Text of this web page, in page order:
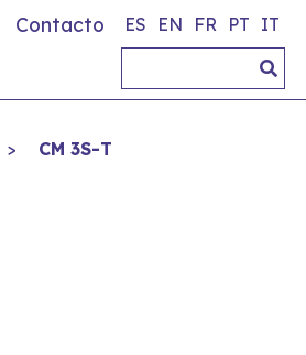
Contacto ES EN FR PT IT
> CM 3S-T